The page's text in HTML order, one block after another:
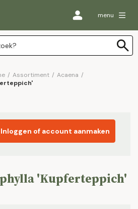
menu
/ Assortiment / Acaena /
Inloggen of account aanmaken
'Kupferteppich'